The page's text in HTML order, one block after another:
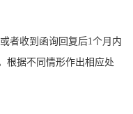
者收到函询回复后1个月内
根据不同情形作出相应处